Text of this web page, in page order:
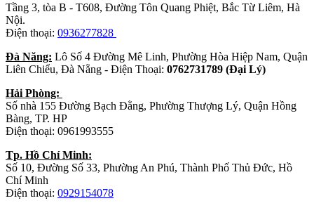
Tầng 3, tòa B - T608, Đường Tôn Quang Phiệt, Bắc Từ Liêm, Hà
Nội.
Điện thoại: 0936277828
Đà Năng: Lô Số 4 Đường Mê Linh, Phường Hòa Hiệp Nam, Quận
Liên Chiểu, Đà Nẵng - Điện Thoại: 0762731789 (Đại Lý)
Hải Phòng:
Số nhà 155 Đường Bạch Đằng, Phường Thượng Lý, Quận Hồng
Bàng, TP. HP
Điện thoại: 0961993555
Tp. Hồ Chí Minh:
Số 10, Đường Số 33, Phường An Phú, Thành Phố Thủ Đức, Hồ
Chí Minh
Điện thoại: 0929154078